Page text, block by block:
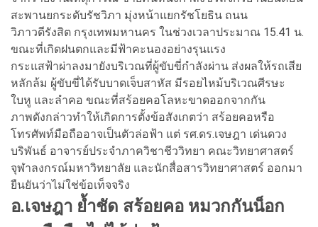
สะพานยกระดับรัชวิภา มุ่งหน้าแยกรัชโยธิน ถนน
วิภาวดีรังสิต กรุงเทพมหานคร ในช่วงเวลาประมาณ 15.41 น.
ขณะที่เกิดฝนตกและมีฟ้าคะนองอย่างรุนแรง
กระแสฟ้าผ่าลงมายังบริเวณที่ผู้ขับขี่กำลังผ่าน ส่งผลให้รถเสีย
หลักล้ม ผู้ขับขี่ได้รับบาดเจ็บสาหัส มีรอยไหม้บริเวณศีรษะ
ใบหู และลำคอ ขณะที่สร้อยคอโลหะขาดออกจากกัน
ภาพดังกล่าวทำให้เกิดการตั้งข้อสังเกตว่า สร้อยคอหรือ
โทรศัพท์มือถืออาจเป็นตัวล่อฟ้า แต่ รศ.ดร.เจษฎา เด่นดวง
บริพันธ์ อาจารย์ประจำภาควิชาชีววิทยา คณะวิทยาศาสตร์
จุฬาลงกรณ์มหาวิทยาลัย และนักสื่อสารวิทยาศาสตร์ ออกมา
ยืนยันว่าไม่ใช่ข้อเท็จจริง
อ.เจษฎา ย้ำชัด สร้อยคอ หมวกกันน็อก